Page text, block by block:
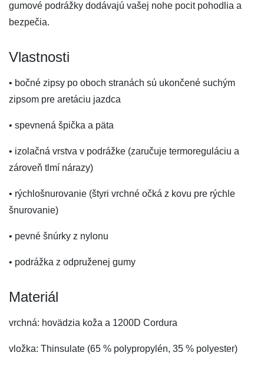
gumové podrážky dodávajú vašej nohe pocit pohodlia a
bezpečia.
Vlastnosti
• bočné zipsy po oboch stranách sú ukončené suchým
zipsom pre aretáciu jazdca
• spevnená špička a päta
• izolačná vrstva v podrážke (zaručuje termoreguláciu a
zároveň tlmí nárazy)
• rýchlošnurovanie (štyri vrchné očká z kovu pre rýchle
šnurovanie)
• pevné šnúrky z nylonu
• podrážka z odpruženej gumy
Materiál
vrchná: hovädzia koža a 1200D Cordura
vložka: Thinsulate (65 % polypropylén, 35 % polyester)